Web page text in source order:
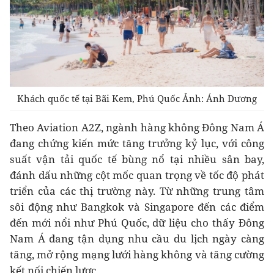
Khách quốc tế tại Bãi Kem, Phú Quốc Ảnh: Ánh Dương
Theo Aviation A2Z, ngành hàng không Đông Nam Á
đang chứng kiến mức tăng trưởng kỷ lục, với công
suất vận tải quốc tế bùng nổ tại nhiều sân bay,
đánh dấu những cột mốc quan trọng về tốc độ phát
triển của các thị trường này. Từ những trung tâm
sôi động như Bangkok và Singapore đến các điểm
đến mới nổi như Phú Quốc, dữ liệu cho thấy Đông
Nam Á đang tận dụng nhu cầu du lịch ngày càng
tăng, mở rộng mạng lưới hàng không và tăng cường
kết nối chiến lược.